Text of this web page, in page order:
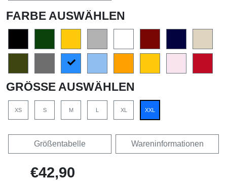
FARBE AUSWÄHLEN
GRÖSSE AUSWÄHLEN
XS S M L XL XXL
Größentabelle Wareninformationen
€42,90